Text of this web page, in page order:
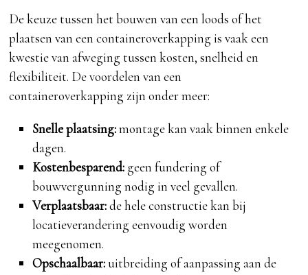
De keuze tussen het bouwen van een loods of het
plaatsen van een containeroverkapping is vaak een
kwestie van afweging tussen kosten, snelheid en
flexibiliteit. De voordelen van een
containeroverkapping zijn onder meer:
Snelle plaatsing:montage kan vaak binnen enkele
dagen.
Kostenbesparend:geen fundering of
bouwvergunning nodig in veel gevallen.
Verplaatsbaar:de hele constructie kan bij
locatieverandering eenvoudig worden
meegenomen.
Opschaalbaar:uitbreiding of aanpassing aan de